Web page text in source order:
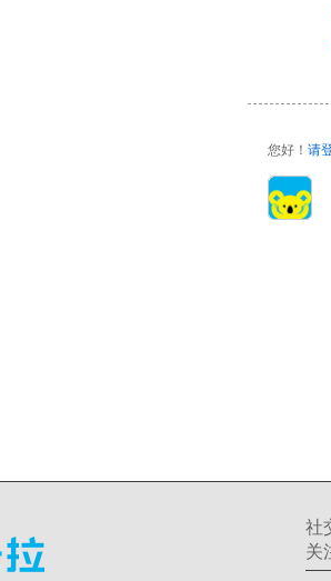
您好！请
社
关